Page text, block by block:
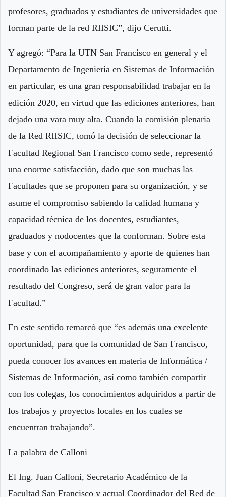
profesores, graduados y estudiantes de universidades que
forman parte de la red RIISIC”, dijo Cerutti.
Y agregó: “Para la UTN San Francisco en general y el
Departamento de Ingeniería en Sistemas de Información
en particular, es una gran responsabilidad trabajar en la
edición 2020, en virtud que las ediciones anteriores, han
dejado una vara muy alta. Cuando la comisión plenaria
de la Red RIISIC, tomó la decisión de seleccionar la
Facultad Regional San Francisco como sede, representó
una enorme satisfacción, dado que son muchas las
Facultades que se proponen para su organización, y se
asume el compromiso sabiendo la calidad humana y
capacidad técnica de los docentes, estudiantes,
graduados y nodocentes que la conforman. Sobre esta
base y con el acompañamiento y aporte de quienes han
coordinado las ediciones anteriores, seguramente el
resultado del Congreso, será de gran valor para la
Facultad.”
En este sentido remarcó que “es además una excelente
oportunidad, para que la comunidad de San Francisco,
pueda conocer los avances en materia de Informática /
Sistemas de Información, así como también compartir
con los colegas, los conocimientos adquiridos a partir de
los trabajos y proyectos locales en los cuales se
encuentran trabajando”.
La palabra de Calloni
El Ing. Juan Calloni, Secretario Académico de la
Facultad San Francisco y actual Coordinador del Red de